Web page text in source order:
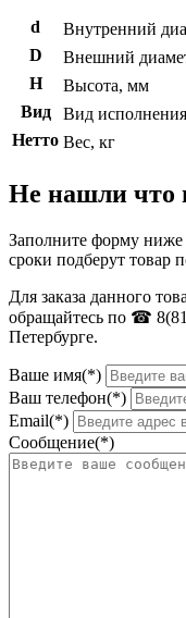
d Внутренний
D
Внешний
H
Высота, мм
Вид
Вид исполнения
Нетто Вес, кг
Не нашли что
Заполните форму
сроки подберут товар
Для заказа данного
обращайтесь по ☎
Петербурге.
Ваше имя(*)
Ваш телефон(*)
Email(*)
Сообщение(*)